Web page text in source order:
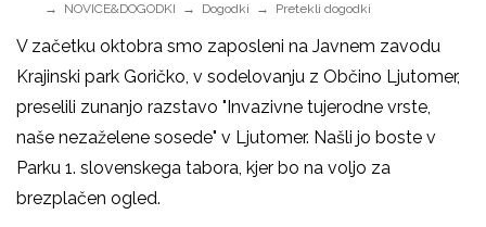
NOVICE&DOGODKI Dogodki Pretekli dogodki
V začetku oktobra smo zaposleni na Javnem zavodu
Krajinski park Goričko, v sodelovanju z Občino Ljutomer,
preselili zunanjo razstavo "Invazivne tujerodne vrste,
naše nezaželene sosede" v Ljutomer. Našli jo boste v
Parku 1. slovenskega tabora, kjer bo na voljo za
brezplačen ogled.